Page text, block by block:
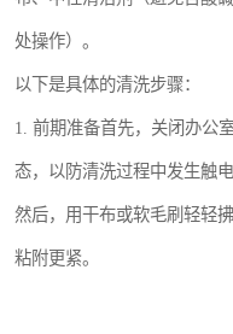
处操作）。
以下是具体的清洗步骤：
1. 前期准备首先，关闭办公
态，以防清洗过程中发生触电
然后，用干布或软毛刷轻轻
粘附更紧。